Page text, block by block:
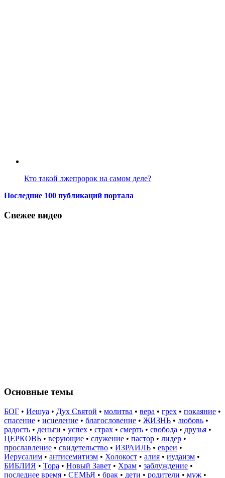
Кто такой лжепророк на самом деле?
Последние 100 публикаций портала
Свежее видео
Основные темы
БОГ • Иешуа • Дух Святой • молитва • вера • грех • покаяние •
спасение • исцеление • благословение • ЖИЗНЬ • любовь •
радость • деньги • успех • страх • смерть • свобода • друзья •
ЦЕРКОВЬ • верующие • служение • пастор • лидер •
прославление • свидетельство • ИЗРАИЛЬ • евреи •
Иерусалим • антисемитизм • Холокост • алия • иудаизм •
БИБЛИЯ • Тора • Новый Завет • Храм • заблуждение •
последнее время • СЕМЬЯ • брак • дети • родители • муж •